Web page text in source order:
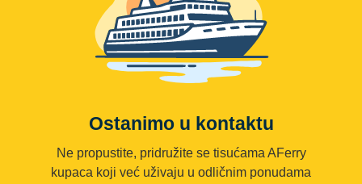
Ostanimo u kontaktu
Ne propustite, pridružite se tisućama AFerry
kupaca koji već uživaju u odličnim ponudama